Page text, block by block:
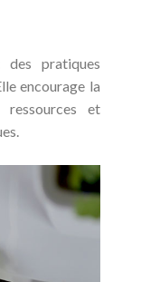
des pratiques
encourage la
ressources et